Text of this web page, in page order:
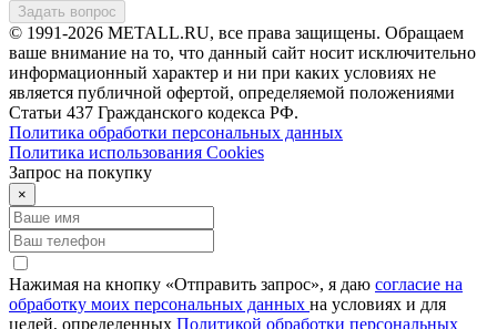
Задать вопрос
© 1991-2026 METALL.RU, все права защищены. Обращаем
ваше внимание на то, что данный сайт носит исключительно
информационный характер и ни при каких условиях не
является публичной офертой, определяемой положениями
Статьи 437 Гражданского кодекса РФ.
Политика обработки персональных данных
Политика использования Сookies
Запрос на покупку
×
Нажимая на кнопку «Отправить запрос», я даю согласие на
обработку моих персональных данных на условиях и для
целей, определенных Политикой обработки персональных